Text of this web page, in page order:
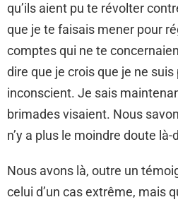
qu’ils aient pu te révolter
que je te faisais mener pour
comptes qui ne te
dire que je crois que je ne
inconscient. Je sais
brimades visaient. Nous
n’y a plus le moindre doute là-
Nous avons là, outre un
celui d’un cas extrême, mais